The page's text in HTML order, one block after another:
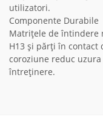
utilizatori.
Componente Durabile
Matrițele de întindere
H13 și părți în
coroziune reduc
întreținere.